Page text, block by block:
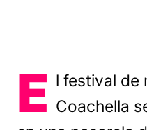
E l festival de
Coachella